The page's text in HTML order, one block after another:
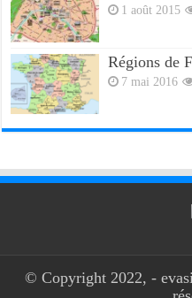
1 août 2015
Régions de
7 mai 2016
© Copyright 2022, -